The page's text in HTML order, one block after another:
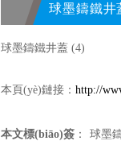
球墨鑄鐵井
球墨鑄鐵井蓋 (4)
本頁(yè)鏈接：http://
本文標(biāo)簽 ： 球墨